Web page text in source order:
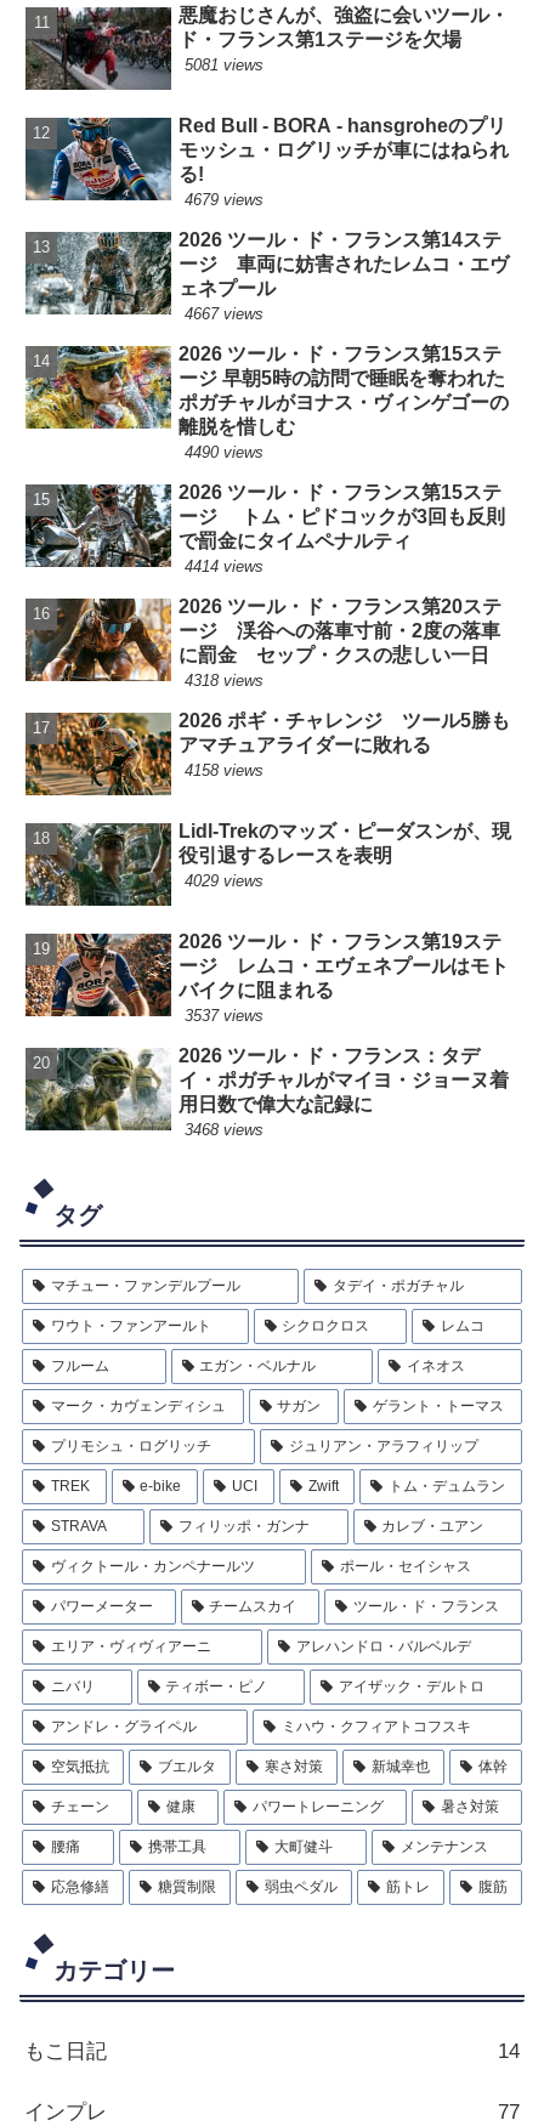
悪魔おじさんが、強盗に会いツール・
ド・フランス第1ステージを欠場
5081 views
Red Bull - BORA - hansgroheのプリ
モッシュ・ログリッチが車にはねられ
る!
4679 views
2026 ツール・ド・フランス第14ステ
ージ 車両に妨害されたレムコ・エヴ
ェネプール
4667 views
2026 ツール・ド・フランス第15ステ
ージ 早朝5時の訪問で睡眠を奪われた
ポガチャルがヨナス・ヴィンゲゴーの
離脱を惜しむ
4490 views
2026 ツール・ド・フランス第15ステ
ージ トム・ピドコックが3回も反則
で罰金にタイムペナルティ
4414 views
2026 ツール・ド・フランス第20ステ
ージ 渓谷への落車寸前・2度の落車
に罰金 セップ・クスの悲しい一日
4318 views
2026 ポギ・チャレンジ ツール5勝も
アマチュアライダーに敗れる
4158 views
Lidl-Trekのマッズ・ピーダスンが、現
役引退するレースを表明
4029 views
2026 ツール・ド・フランス第19ステ
ージ レムコ・エヴェネプールはモト
バイクに阻まれる
3537 views
2026 ツール・ド・フランス：タデ
イ・ポガチャルがマイヨ・ジョーヌ着
用日数で偉大な記録に
3468 views
タグ
マチュー・ファンデルプール タデイ・ポガチャル
ワウト・ファンアールト シクロクロス レムコ
フルーム エガン・ベルナル イネオス
マーク・カヴェンディシュ サガン ゲラント・トーマス
プリモシュ・ログリッチ ジュリアン・アラフィリップ
TREK e-bike UCI Zwift トム・デュムラン
STRAVA フィリッポ・ガンナ カレブ・ユアン
ヴィクトール・カンペナールツ ポール・セイシャス
パワーメーター チームスカイ ツール・ド・フランス
エリア・ヴィヴィアーニ アレハンドロ・バルベルデ
ニバリ ティボー・ピノ アイザック・デルトロ
アンドレ・グライペル ミハウ・クフィアトコフスキ
空気抵抗 ブエルタ 寒さ対策 新城幸也 体幹
チェーン 健康 パワートレーニング 暑さ対策
腰痛 携帯工具 大町健斗 メンテナンス
応急修繕 糖質制限 弱虫ペダル 筋トレ 腹筋
カテゴリー
もこ日記 14
インプレ 77